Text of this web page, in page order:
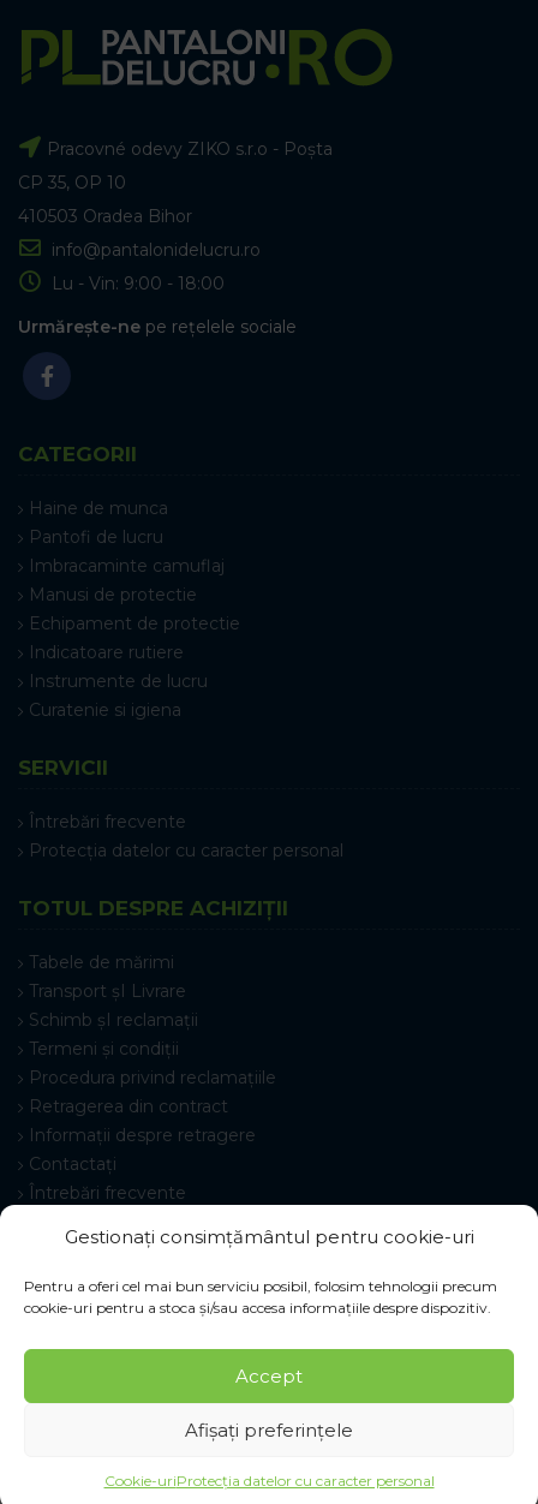
Gestionați consimțământul pentru cookie-uri
Pentru a oferi cel mai bun serviciu posibil, folosim tehnologii precum
cookie-uri pentru a stoca și/sau accesa informațiile despre dispozitiv.
Accept
Afișați preferințele
Cookie-uriProtecția datelor cu caracter personal
Pracovné odevy ZIKO s.r.o - Poșta
CP 35, OP 10
410503 Oradea Bihor
info@pantalonidelucru.ro
Lu - Vin: 9:00 - 18:00
Urmărește-ne pe rețelele sociale
CATEGORII
Haine de munca
Pantofi de lucru
Imbracaminte camuflaj
Manusi de protectie
Echipament de protectie
Indicatoare rutiere
Instrumente de lucru
Curatenie si igiena
SERVICII
Întrebări frecvente
Protecția datelor cu caracter personal
TOTUL DESPRE ACHIZIȚII
Tabele de mărimi
Transport șI Livrare
Schimb șI reclamații
Termeni și condiții
Procedura privind reclamațiile
Retragerea din contract
Informații despre retragere
Contactați
Întrebări frecvente
© 2026 Pracovné odevy ZIKO s. r. o., toate drepturile